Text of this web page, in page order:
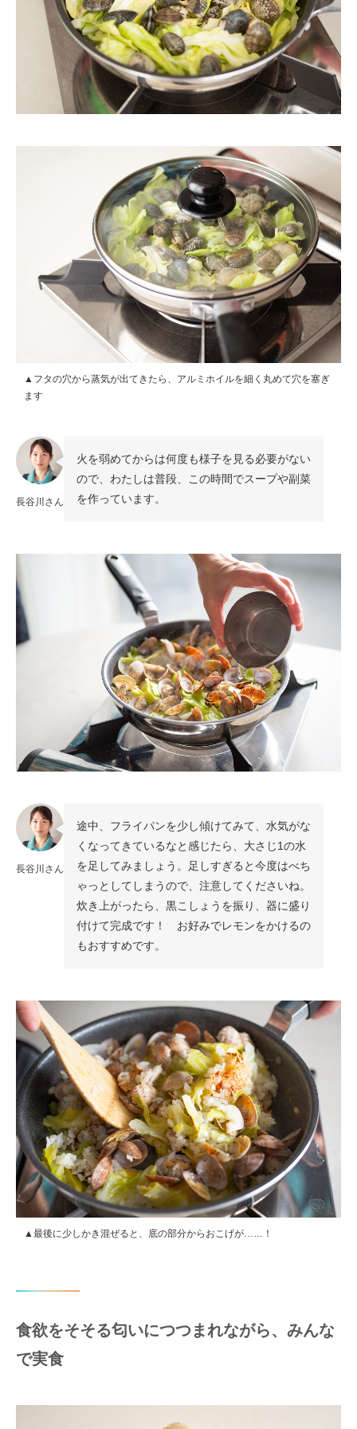
▲フタの穴から蒸気が出てきたら、アルミホイルを細く丸めて穴を塞ぎ
ます
長谷川さん
火を弱めてからは何度も様子を見る必要がない
ので、わたしは普段、この時間でスープや副菜
を作っています。
長谷川さん
途中、フライパンを少し傾けてみて、水気がな
くなってきているなと感じたら、大さじ1の水
を足してみましょう。足しすぎると今度はべち
ゃっとしてしまうので、注意してくださいね。
炊き上がったら、黒こしょうを振り、器に盛り
付けて完成です！ お好みでレモンをかけるの
もおすすめです。
▲最後に少しかき混ぜると、底の部分からおこげが……！
食欲をそそる匂いにつつまれながら、みんな
で実食